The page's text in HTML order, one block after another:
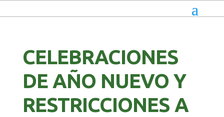
CELEBRACIONES
DE AÑO NUEVO Y
RESTRICCIONES A